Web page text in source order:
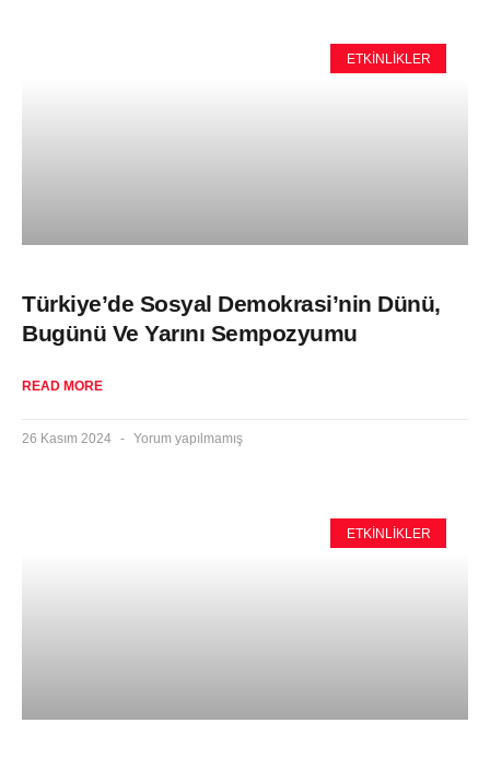
ETKINLIKLER
Türkiye’de Sosyal Demokrasi’nin Dünü,
Bugünü Ve Yarını Sempozyumu
READ MORE
26 Kasım 2024 Yorum yapılmamış
ETKINLIKLER